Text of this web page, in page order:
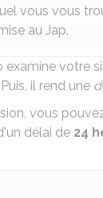
vous vous
au Jap.
examine votre
il rend une
vous
délai de 24